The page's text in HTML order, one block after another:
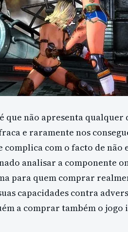
que não apresenta qualquer
e raramente nos
complica com o facto de
analisar a componente
para quem comprar
capacidades contra
a comprar também o jogo